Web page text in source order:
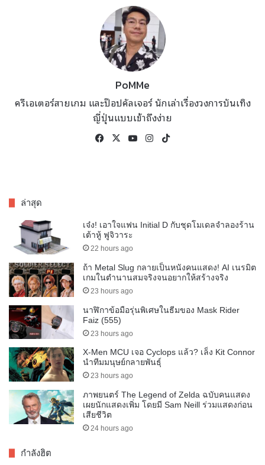
PoMMe
ครีเอเตอร์สายเกม และป๊อปคัลเจอร์ นักเล่าเรื่องวงการบันเทิง
ญี่ปุ่นแบบเข้าถึงง่าย
Facebook
X YouTubeInstagram
ล่าสุด
เจ๋ง! เอาใจแฟน Initial D กับชุดโมเดลจำลองร้าน
เต้าหู้ ฟูจิวาระ
22 hours ago
ถ้า Metal Slug กลายเป็นหนังคนแสดง! AI เนรมิต
เกมในตำนานสมจริงจนอยากให้สร้างจริง
23 hours ago
นาฬิกาข้อมือรุ่นพิเศษในธีมของ Mask Rider
Faiz (555)
23 hours ago
X-Men MCU เจอ Cyclops แล้ว? เล็ง Kit Connor
นำทีมมนุษย์กลายพันธุ์
23 hours ago
ภาพยนตร์ The Legend of Zelda ฉบับคนแสดง
เผยนักแสดงเพิ่ม โดยมี Sam Neill ร่วมแสดงก่อน
เสียชีวิต
24 hours ago
กำลังฮิต